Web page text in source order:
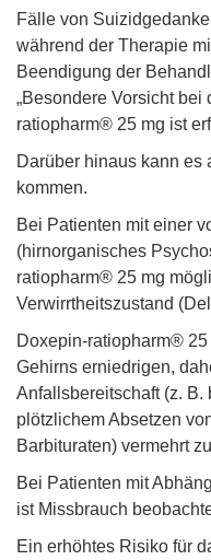
Fälle von
während der Therapie
Beendigung der
„Besondere Vorsicht
ratiopharm® 25 mg ist
Darüber hinaus kann es
kommen.
Bei Patienten mit einer
(hirnorganisches
ratiopharm® 25 mg
Verwirrtheitszustand
Doxepin-ratiopharm®
Gehirns erniedrigen,
Anfallsbereitschaft (z.
plötzlichem Absetzen
Barbituraten) vermehrt
Bei Patienten mit
ist Missbrauch
Ein erhöhtes Risiko für